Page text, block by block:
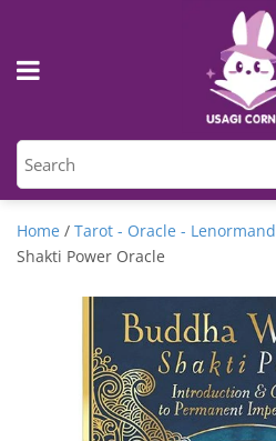
Home / Tarot - Oracle - Lenormand
Shakti Power Oracle